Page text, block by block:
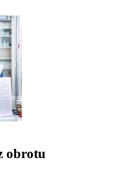
obrotu